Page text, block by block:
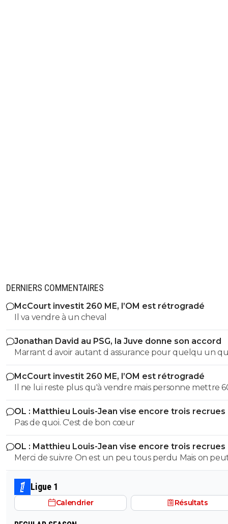
DERNIERS COMMENTAIRES
McCourt investit 260 ME, l’OM est rétrogradé
Il va vendre à un cheval
Jonathan David au PSG, la Juve donne son accord
Marrant d avoir autant d assurance pour quelqu un
trompe avec autant de régularité... Ton arrogance
presque impressionnant si elle était accompagnée d
quelconque talent, mais bref, je te laisserais volontiers
raison mais je crains la qualité de notre conversation !!!
McCourt investit 260 ME, l’OM est rétrogradé
Il ne lui reste plus qu'à vendre mais personne mettre 600
millions d'euros dans le club. A moins que du côté de
Saoudite ou du Golfe Persique un fou allonge la
mais je n'y crois guère.
OL : Matthieu Louis-Jean vise encore trois recrues
Pas de quoi. C'est de bon cœur
OL : Matthieu Louis-Jean vise encore trois recrues
Merci de suivre On est un peu tous perdu Mais on
compter sur toi pour parler de l’équipe de Lyon
Ligue 1
Calendrier Résultats